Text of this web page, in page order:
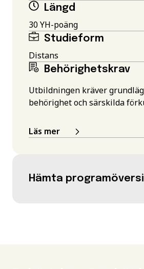
Längd
30 YH-poäng
Studieform
Distans
Behörighetskrav
Utbildningen kräver
behörighet och särskilda
Läs mer
Hämta